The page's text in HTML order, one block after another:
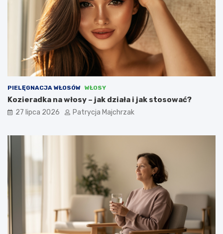
PIELĘGNACJA WŁOSÓW WŁOSY
Kozieradka na włosy – jak działa i jak stosować?
27 lipca 2026 Patrycja Majchrzak